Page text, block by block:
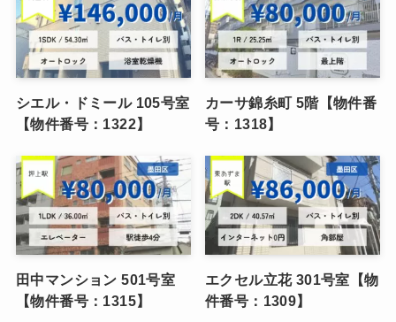
シエル・ドミール 105号室
【物件番号：1322】
カーサ錦糸町 5階【物件番
号：1318】
田中マンション 501号室
【物件番号：1315】
エクセル立花 301号室【物
件番号：1309】